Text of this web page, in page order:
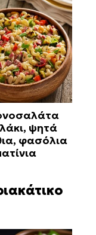
ψητά
φασόλια